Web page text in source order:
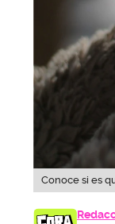
Conoce si es